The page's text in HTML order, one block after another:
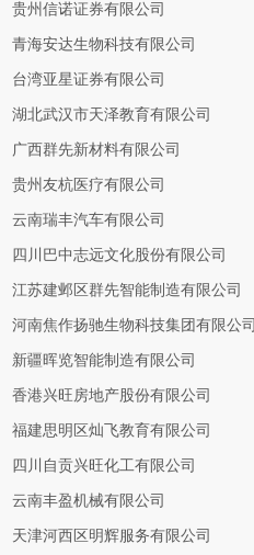
贵州信诺证券有限公司
青海安达生物科技有限公司
台湾亚星证券有限公司
湖北武汉市天泽教育有限公司
广西群先新材料有限公司
贵州友杭医疗有限公司
云南瑞丰汽车有限公司
四川巴中志远文化股份有限公司
江苏建邺区群先智能制造有限公司
河南焦作扬驰生物科技集团有限公司
新疆晖览智能制造有限公司
香港兴旺房地产股份有限公司
福建思明区灿飞教育有限公司
四川自贡兴旺化工有限公司
云南丰盈机械有限公司
天津河西区明辉服务有限公司